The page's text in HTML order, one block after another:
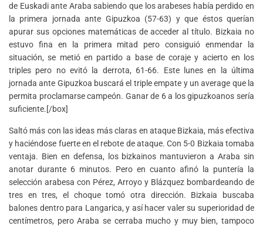
de Euskadi ante Araba sabiendo que los arabeses había perdido en
la primera jornada ante Gipuzkoa (57-63) y que éstos querían
apurar sus opciones matemáticas de acceder al título. Bizkaia no
estuvo fina en la primera mitad pero consiguió enmendar la
situación, se metió en partido a base de coraje y acierto en los
triples pero no evitó la derrota, 61-66. Este lunes en la última
jornada ante Gipuzkoa buscará el triple empate y un average que la
permita proclamarse campeón. Ganar de 6 a los gipuzkoanos sería
suficiente.[/box]
Saltó más con las ideas más claras en ataque Bizkaia, más efectiva
y haciéndose fuerte en el rebote de ataque. Con 5-0 Bizkaia tomaba
ventaja. Bien en defensa, los bizkainos mantuvieron a Araba sin
anotar durante 6 minutos. Pero en cuanto afinó la puntería la
selección arabesa con Pérez, Arroyo y Blázquez bombardeando de
tres en tres, el choque tomó otra dirección. Bizkaia buscaba
balones dentro para Langarica, y así hacer valer su superioridad de
centímetros, pero Araba se cerraba mucho y muy bien, tampoco